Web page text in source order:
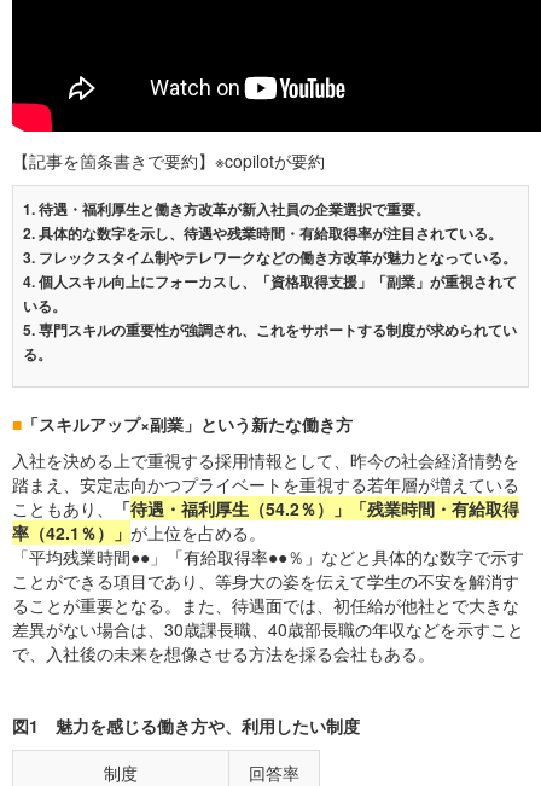
【記事を箇条書きで要約】※copilotが要約
1. 待遇・福利厚生と働き方改革が新入社員の企業選択で重要。
2. 具体的な数字を示し、待遇や残業時間・有給取得率が注目されている。
3. フレックスタイム制やテレワークなどの働き方改革が魅力となっている。
4. 個人スキル向上にフォーカスし、「資格取得支援」「副業」が重視されて
いる。
5. 専門スキルの重要性が強調され、これをサポートする制度が求められてい
る。
■ 「スキルアップ×副業」という新たな働き方
入社を決める上で重視する採用情報として、昨今の社会経済情勢を
踏まえ、安定志向かつプライベートを重視する若年層が増えている
こともあり、
「待遇・福利厚生（54.2％）」「残業時間・有給取得
率（42.1％）」 が上位を占める。
「平均残業時間●●」「有給取得率●●％」などと具体的な数字で示す
ことができる項目であり、等身大の姿を伝えて学生の不安を解消す
ることが重要となる。また、待遇面では、初任給が他社とで大きな
差異がない場合は、30歳課長職、40歳部長職の年収などを示すこと
で、入社後の未来を想像させる方法を採る会社もある。
図1 魅力を感じる働き方や、利用したい制度
制度
回答率